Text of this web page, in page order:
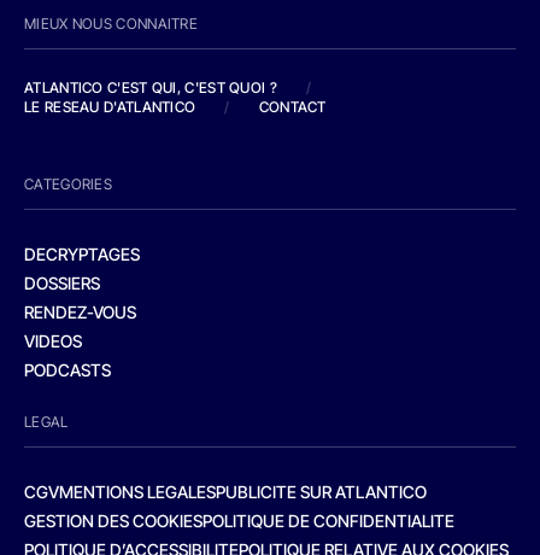
MIEUX NOUS CONNAITRE
ATLANTICO C'EST QUI, C'EST QUOI ?
/
LE RESEAU D'ATLANTICO
/ CONTACT
CATEGORIES
DECRYPTAGES
DOSSIERS
RENDEZ-VOUS
VIDEOS
PODCASTS
LEGAL
CGVMENTIONS LEGALESPUBLICITE SUR ATLANTICO
GESTION DES COOKIESPOLITIQUE DE CONFIDENTIALITE
POLITIQUE D’ACCESSIBILITEPOLITIQUE RELATIVE AUX COOKIES